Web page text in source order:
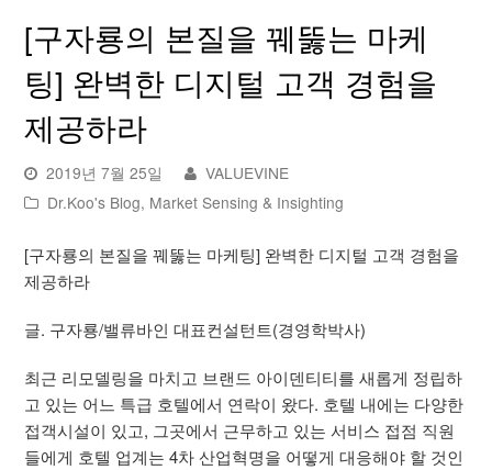
[구자룡의 본질을 꿰뚫는 마케
팅] 완벽한 디지털 고객 경험을
제공하라
2019년 7월 25일
VALUEVINE
Dr.Koo's Blog, Market Sensing & Insighting
[구자룡의 본질을 꿰뚫는 마케팅] 완벽한 디지털 고객 경험을
제공하라
글. 구자룡/밸류바인 대표컨설턴트(경영학박사)
최근 리모델링을 마치고 브랜드 아이덴티티를 새롭게 정립하
고 있는 어느 특급 호텔에서 연락이 왔다. 호텔 내에는 다양한
접객시설이 있고, 그곳에서 근무하고 있는 서비스 접점 직원
들에게 호텔 업계는 4차 산업혁명을 어떻게 대응해야 할 것인